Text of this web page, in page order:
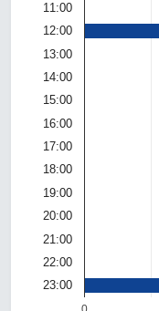
11:00
12:00
13:00
14:00
15:00
16:00
17:00
18:00
19:00
20:00
21:00
22:00
23:00